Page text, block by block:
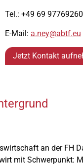
Tel.: +49 69 97769260
E-Mail: a.ney@abtf.eu
Jetzt Kontakt
an der FH
mit Schwerpunkt: